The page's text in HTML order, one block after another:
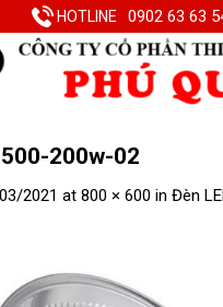
HOTLINE 0902 63 63
200w-02
2021 at 800 × 600 in Đèn